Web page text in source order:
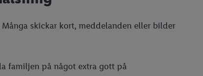
skickar kort, meddelanden eller bilder
familjen på något extra gott på